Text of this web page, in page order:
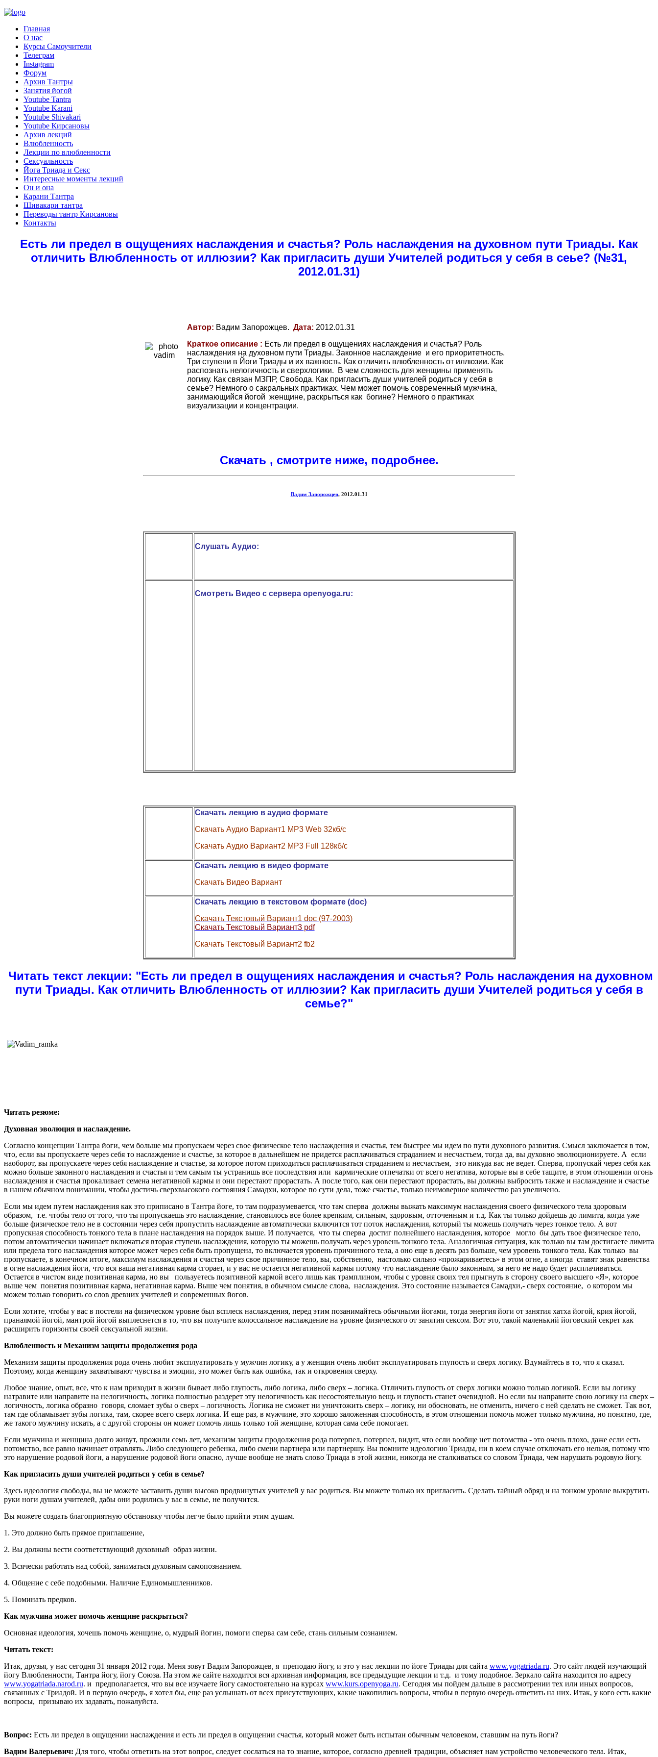
Главная
О нас
Курсы Самоучители
Телеграм
Instagram
Форум
Архив Тантры
Занятия йогой
Youtube Tantra
Youtube Karani
Youtube Shivakari
Youtube Кирсановы
Архив лекций
Влюбленность
Лекции по влюбленности
Сексуальность
Йога Триада и Секс
Интересные моменты лекций
Он и она
Карани Тантра
Шивакари тантра
Переводы тантр Кирсановы
Контакты
Есть ли предел в ощущениях наслаждения и счастья? Роль наслаждения на духовном пути Триады. Как
отличить Влюбленность от иллюзии? Как пригласить души Учителей родиться у себя в сеье? (№31,
2012.01.31)
Автор: Вадим Запорожцев. Дата: 2012.01.31
Краткое описание : Есть ли предел в ощущениях наслаждения и счастья? Роль
наслаждения на духовном пути Триады. Законное наслаждение и его приоритетность.
Три ступени в Йоги Триады и их важность. Как отличить влюбленность от иллюзии. Как
распознать нелогичность и сверхлогики. В чем сложность для женщины применять
логику. Как связан МЗПР, Свобода. Как пригласить души учителей родиться у себя в
семье? Немного о сакральных практиках. Чем может помочь современный мужчина,
занимающийся йогой женщине, раскрыться как богине? Немного о практиках
визуализации и концентрации.
Скачать , смотрите ниже, подробнее.
Вадим Запорожцев, 2012.01.31
Слушать Аудио:
Смотреть Видео с сервера openyoga.ru:
Скачать лекцию в аудио формате
Скачать Аудио Вариант1 MP3 Web 32кб/с
Скачать Аудио Вариант2 MP3 Full 128кб/с
Скачать лекцию в видео формате
Скачать Видео Вариант
Скачать лекцию в текстовом формате (doc)
Скачать Текстовый Вариант1 doc (97-2003)
Скачать Текстовый Вариант3 pdf
Скачать Текстовый Вариант2 fb2
Читать текст лекции: "Есть ли предел в ощущениях наслаждения и счастья? Роль наслаждения на духовном
пути Триады. Как отличить Влюбленность от иллюзии? Как пригласить души Учителей родиться у себя в
семье?"
Читать резюме:
Духовная эволюция и наслаждение.
Согласно концепции Тантра йоги, чем больше мы пропускаем через свое физическое тело наслаждения и счастья, тем быстрее мы идем по пути духовного развития. Смысл заключается в том,
что, если вы пропускаете через себя то наслаждение и счастье, за которое в дальнейшем не придется расплачиваться страданием и несчастьем, тогда да, вы духовно эволюционируете. А если
наоборот, вы пропускаете через себя наслаждение и счастье, за которое потом приходиться расплачиваться страданием и несчастьем, это никуда вас не ведет. Сперва, пропускай через себя как
можно больше законного наслаждения и счастья и тем самым ты устранишь все последствия или кармические отпечатки от всего негатива, которые вы в себе тащите, в этом отношении огонь
наслаждения и счастья прокаливает семена негативной кармы и они перестают прорастать. А после того, как они перестают прорастать, вы должны выбросить также и наслаждение и счастье
в нашем обычном понимании, чтобы достичь сверхвысокого состояния Самадхи, которое по сути дела, тоже счастье, только неимоверное количество раз увеличено.
Если мы идем путем наслаждения как это приписано в Тантра йоге, то там подразумевается, что там сперва должны выжать максимум наслаждения своего физического тела здоровым
образом, т.е. чтобы тело от того, что ты пропускаешь это наслаждение, становилось все более крепким, сильным, здоровым, отточенным и т.д. Как ты только дойдешь до лимита, когда уже
больше физическое тело не в состоянии через себя пропустить наслаждение автоматически включится тот поток наслаждения, который ты можешь получать через тонкое тело. А вот
пропускная способность тонкого тела в плане наслаждения на порядок выше. И получается, что ты сперва достиг полнейшего наслаждения, которое могло бы дать твое физическое тело,
потом автоматически начинает включаться вторая ступень наслаждения, которую ты можешь получать через уровень тонкого тела. Аналогичная ситуация, как только вы там достигаете лимита
или предела того наслаждения которое может через себя быть пропущена, то включается уровень причинного тела, а оно еще в десять раз больше, чем уровень тонкого тела. Как только вы
пропускаете, в конечном итоге, максимум наслаждения и счастья через свое причинное тело, вы, собственно, настолько сильно «прожариваетесь» в этом огне, а иногда ставят знак равенства
в огне наслаждения йоги, что вся ваша негативная карма сгорает, и у вас не остается негативной кармы потому что наслаждение было законным, за него не надо будет расплачиваться.
Остается в чистом виде позитивная карма, но вы пользуетесь позитивной кармой всего лишь как трамплином, чтобы с уровня своих тел прыгнуть в сторону своего высшего «Я», которое
выше чем понятия позитивная карма, негативная карма. Выше чем понятия, в обычном смысле слова, наслаждения. Это состояние называется Самадхи,- сверх состояние, о котором мы
можем только говорить со слов древних учителей и современных йогов.
Если хотите, чтобы у вас в постели на физическом уровне был всплеск наслаждения, перед этим позанимайтесь обычными йогами, тогда энергия йоги от занятия хатха йогой, крия йогой,
пранаямой йогой, мантрой йогой выплеснется в то, что вы получите колоссальное наслаждение на уровне физического от занятия сексом. Вот это, такой маленький йоговский секрет как
расширить горизонты своей сексуальной жизни.
Влюбленность и Механизм защиты продолжения рода
Механизм защиты продолжения рода очень любит эксплуатировать у мужчин логику, а у женщин очень любит эксплуатировать глупость и сверх логику. Вдумайтесь в то, что я сказал.
Поэтому, когда женщину захватывают чувства и эмоции, это может быть как ошибка, так и откровения сверху.
Любое знание, опыт, все, что к нам приходит в жизни бывает либо глупость, либо логика, либо сверх – логика. Отличить глупость от сверх логики можно только логикой. Если вы логику
натравите или направите на нелогичность, логика полностью раздерет эту нелогичность как несостоятельную вещь и глупость станет очевидной. Но если вы направите свою логику на сверх –
логичность, логика образно говоря, сломает зубы о сверх – логичность. Логика не сможет ни уничтожить сверх – логику, ни обосновать, не отменить, ничего с ней сделать не сможет. Так вот,
там где обламывает зубы логика, там, скорее всего сверх логика. И еще раз, в мужчине, это хорошо заложенная способность, в этом отношении помочь может только мужчина, но понятно, где,
же такого мужчину искать, а с другой стороны он может помочь лишь только той женщине, которая сама себе помогает.
Если мужчина и женщина долго живут, прожили семь лет, механизм защиты продолжения рода потерпел, потерпел, видит, что если вообще нет потомства - это очень плохо, даже если есть
потомство, все равно начинает отравлять. Либо следующего ребенка, либо смени партнера или партнершу. Вы помните идеологию Триады, ни в коем случае отключать его нельзя, потому что
это нарушение родовой йоги, а нарушение родовой йоги опасно, лучше вообще не знать слово Триада в этой жизни, никогда не сталкиваться со словом Триада, чем нарушать родовую йогу.
Как пригласить души учителей родиться у себя в семье?
Здесь идеология свободы, вы не можете заставить души высоко продвинутых учителей у вас родиться. Вы можете только их пригласить. Сделать тайный обряд и на тонком уровне выкрутить
руки ноги душам учителей, дабы они родились у вас в семье, не получится.
Вы можете создать благоприятную обстановку чтобы легче было прийти этим душам.
1. Это должно быть прямое приглашение,
2. Вы должны вести соответствующий духовный образ жизни.
3. Всячески работать над собой, заниматься духовным самопознанием.
4. Общение с себе подобными. Наличие Единомышленников.
5. Поминать предков.
Как мужчина может помочь женщине раскрыться?
Основная идеология, хочешь помочь женщине, о, мудрый йогин, помоги сперва сам себе, стань сильным сознанием.
Читать текст:
Итак, друзья, у нас сегодня 31 января 2012 года. Меня зовут Вадим Запорожцев, я преподаю йогу, и это у нас лекции по йоге Триады для сайта www.yogatriada.ru. Это сайт людей изучающий
йогу Влюбленности, Тантра йогу, йогу Союза. На этом же сайте находится вся архивная информация, все предыдущие лекции и т.д. и тому подобное. Зеркало сайта находится по адресу
www.yogatriada.narod.ru. и предполагается, что вы все изучаете йогу самостоятельно на курсах www.kurs.openyoga.ru. Сегодня мы пойдем дальше в рассмотрении тех или иных вопросов,
связанных с Триадой. И в первую очередь, я хотел бы, еще раз услышать от всех присутствующих, какие накопились вопросы, чтобы в первую очередь ответить на них. Итак, у кого есть какие
вопросы, призываю их задавать, пожалуйста.
Вопрос: Есть ли предел в ощущении наслаждения и есть ли предел в ощущении счастья, который может быть испытан обычным человеком, ставшим на путь йоги?
Вадим Валерьевич: Для того, чтобы ответить на этот вопрос, следует сослаться на то знание, которое, согласно древней традиции, объясняет нам устройство человеческого тела. Итак,